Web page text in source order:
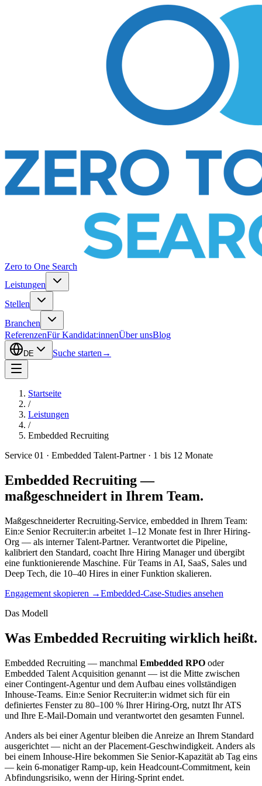
Zero to One Search
Leistungen
Stellen
Branchen
ReferenzenFür Kandidat:innenÜber unsBlog
DE Suche starten →
Startseite
/
Leistungen
/
Embedded Recruiting
Service 01 · Embedded Talent-Partner · 1 bis 12 Monate
Embedded Recruiting —
maßgeschneidert in Ihrem Team.
Maßgeschneiderter Recruiting-Service, embedded in Ihrem Team:
Ein:e Senior Recruiter:in arbeitet 1–12 Monate fest in Ihrer Hiring-
Org — als interner Talent-Partner. Verantwortet die Pipeline,
kalibriert den Standard, coacht Ihre Hiring Manager und übergibt
eine funktionierende Maschine. Für Teams in AI, SaaS, Sales und
Deep Tech, die 10–40 Hires in einer Funktion skalieren.
Engagement skopieren →Embedded-Case-Studies ansehen
Das Modell
Was Embedded Recruiting wirklich heißt.
Embedded Recruiting — manchmal Embedded RPO oder
Embedded Talent Acquisition genannt — ist die Mitte zwischen
einer Contingent-Agentur und dem Aufbau eines vollständigen
Inhouse-Teams. Ein:e Senior Recruiter:in widmet sich für ein
definiertes Fenster zu 80–100 % Ihrer Hiring-Org, nutzt Ihr ATS
und Ihre E-Mail-Domain und verantwortet den gesamten Funnel.
Anders als bei einer Agentur bleiben die Anreize an Ihrem Standard
ausgerichtet — nicht an der Placement-Geschwindigkeit. Anders als
bei einem Inhouse-Hire bekommen Sie Senior-Kapazität ab Tag eins
— kein 6-monatiger Ramp-up, kein Headcount-Commitment, kein
Abfindungsrisiko, wenn der Hiring-Sprint endet.